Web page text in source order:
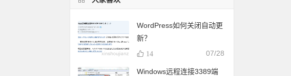
WordPress如何关闭自动更
新？
14 07/28
Windows远程连接3389端